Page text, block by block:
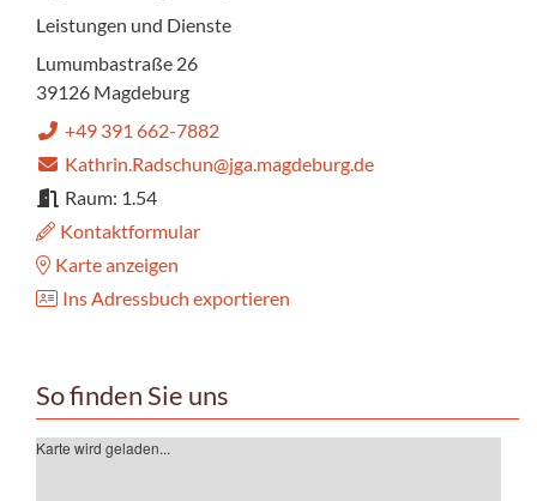
Leistungen und Dienste
Lumumbastraße 26
39126 Magdeburg
+49 391 662-7882
Kathrin.Radschun@jga.magdeburg.de
Raum: 1.54
Kontaktformular
Karte anzeigen
Ins Adressbuch exportieren
So finden Sie uns
Karte wird geladen...